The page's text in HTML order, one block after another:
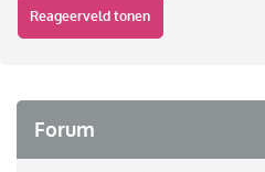
Reageerveld tonen
Forum